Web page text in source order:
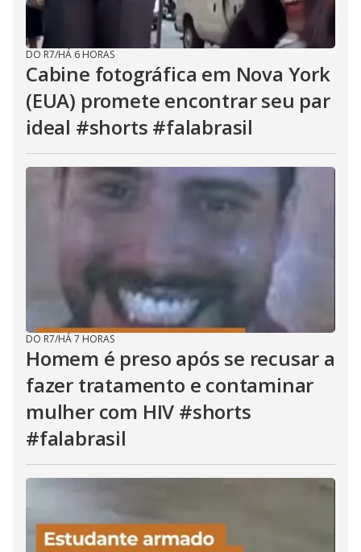
DO R7/HÁ 6 HORAS
Cabine fotográfica em Nova York
(EUA) promete encontrar seu par
ideal #shorts #falabrasil
DO R7/HÁ 7 HORAS
Homem é preso após se recusar a
fazer tratamento e contaminar
mulher com HIV #shorts
#falabrasil